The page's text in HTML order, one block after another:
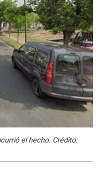
el hecho. Crédito: